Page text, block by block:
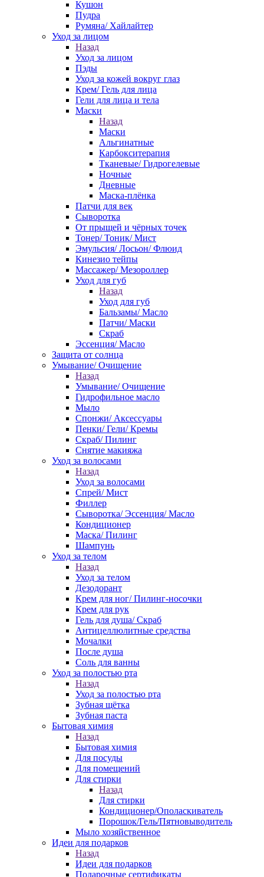
Кушон
Пудра
Румяна/ Хайлайтер
Уход за лицом
Назад
Уход за лицом
Пэды
Уход за кожей вокруг глаз
Крем/ Гель для лица
Гели для лица и тела
Маски
Назад
Маски
Альгинатные
Карбокситерапия
Тканевые/ Гидрогелевые
Ночные
Дневные
Маска-плёнка
Патчи для век
Сыворотка
От прыщей и чёрных точек
Тонер/ Тоник/ Мист
Эмульсия/ Лосьон/ Флюид
Кинезио тейпы
Массажер/ Мезороллер
Уход для губ
Назад
Уход для губ
Бальзамы/ Масло
Патчи/ Маски
Скраб
Эссенция/ Масло
Защита от солнца
Умывание/ Очищение
Назад
Умывание/ Очищение
Гидрофильное масло
Мыло
Спонжи/ Аксессуары
Пенки/ Гели/ Кремы
Скраб/ Пилинг
Снятие макияжа
Уход за волосами
Назад
Уход за волосами
Спрей/ Мист
Филлер
Сыворотка/ Эссенция/ Масло
Кондиционер
Маска/ Пилинг
Шампунь
Уход за телом
Назад
Уход за телом
Дезодорант
Крем для ног/ Пилинг-носочки
Крем для рук
Гель для душа/ Скраб
Антицеллюлитные средства
Мочалки
После душа
Соль для ванны
Уход за полостью рта
Назад
Уход за полостью рта
Зубная щётка
Зубная паста
Бытовая химия
Назад
Бытовая химия
Для посуды
Для помещений
Для стирки
Назад
Для стирки
Кондиционер/Ополаскиватель
Порошок/Гель/Пятновыводитель
Мыло хозяйственное
Идеи для подарков
Назад
Идеи для подарков
Подарочные сертификаты